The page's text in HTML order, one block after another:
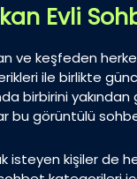
Evli
ve keşfeden
ile birlikte
birbirini
bu görüntülü
isteyen kişiler de